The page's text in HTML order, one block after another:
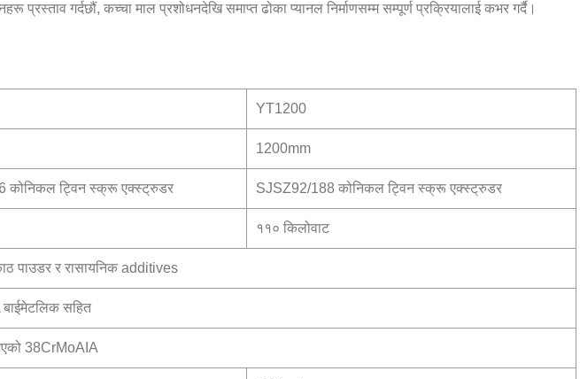
प्रस्ताव गर्दछौं, कच्चा माल प्रशोधनदेखि समाप्त ढोका प्यानल निर्माणसम्म सम्पूर्ण प्रक्रियालाई कभर गर्दै।
YT1200
1200mm
कोनिकल ट्विन स्क्रू एक्स्ट्रुडर SJSZ92/188 कोनिकल ट्विन स्क्रू एक्स्ट्रुडर
११० किलोवाट
पाउडर र रासायनिक additives
सहित
38CrMoAIA